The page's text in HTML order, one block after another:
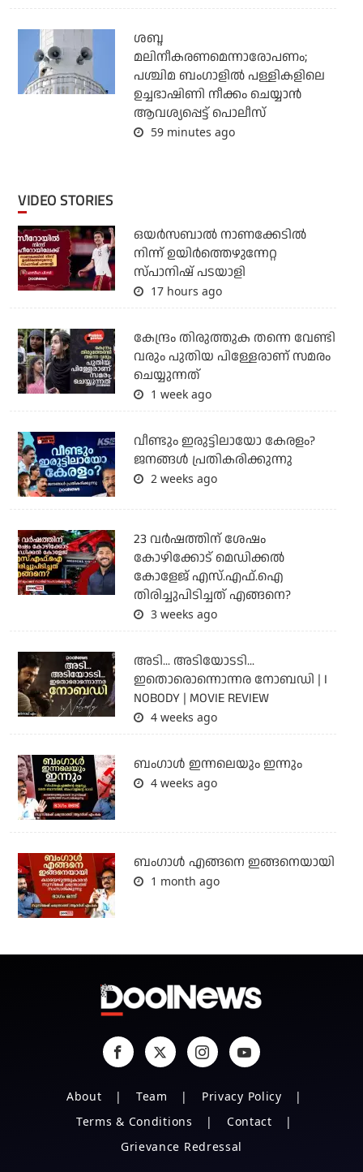
ശബ്ദ
മലിനീകരണമെന്നാരോപണം;
പശ്ചിമ ബംഗാളില്‍ പള്ളികളിലെ
ഉച്ചഭാഷിണി നീക്കം ചെയ്യാന്‍
ആവശ്യപ്പെട്ട് പൊലീസ്
59 minutes ago
VIDEO STORIES
ഒയര്‍സബാൽ നാണക്കേടിൽ
നിന്ന് ഉയിർത്തെഴുന്നേറ്റ
സ്പാനിഷ് പടയാളി
17 hours ago
കേന്ദ്രം തിരുത്തുക തന്നെ വേണ്ടി
വരും പുതിയ പിള്ളേരാണ് സമരം
ചെയ്യുന്നത്
1 week ago
വീണ്ടും ഇരുട്ടിലായോ കേരളം?
ജനങ്ങൾ പ്രതികരിക്കുന്നു
2 weeks ago
23 വർഷത്തിന് ശേഷം
കോഴിക്കോട് മെഡിക്കൽ
കോളേജ് എസ്.എഫ്.ഐ
തിരിച്ചുപിടിച്ചത് എങ്ങനെ?
3 weeks ago
അടി... അടിയോടടി...
ഇതൊരൊന്നൊന്നര നോബഡി | I
NOBODY | MOVIE REVIEW
4 weeks ago
ബംഗാള്‍ ഇന്നലെയും ഇന്നും
4 weeks ago
ബം​ഗാൾ എങ്ങനെ ഇങ്ങനെയായി
1 month ago
About Team
Privacy Policy
Terms & Conditions
Contact
Grievance Redressal